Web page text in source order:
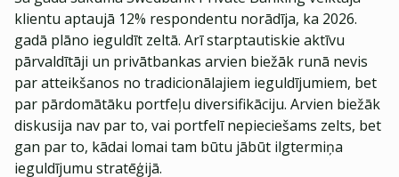
klientu aptaujā 12% respondentu norādīja, ka 2026.
gadā plāno ieguldīt zeltā. Arī starptautiskie aktīvu
pārvaldītāji un privātbankas arvien biežāk runā nevis
par atteikšanos no tradicionālajiem ieguldījumiem, bet
par pārdomātāku portfeļu diversifikāciju. Arvien biežāk
diskusija nav par to, vai portfelī nepieciešams zelts, bet
gan par to, kādai lomai tam būtu jābūt ilgtermiņa
ieguldījumu stratēģijā.